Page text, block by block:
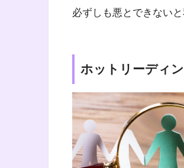
必ずしも悪とできないと
ホットリーディ